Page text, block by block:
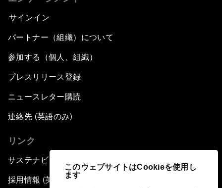
このウェブサイトはCookieを使用し
ます
サインイン
パートナー（組織）について
参加する（個人、組織）
プレスリリース登録
ニュースレター購読
連絡先 (英語のみ)
リンク
サステナビリティへの取り組み
採用情報 (英語のみ)